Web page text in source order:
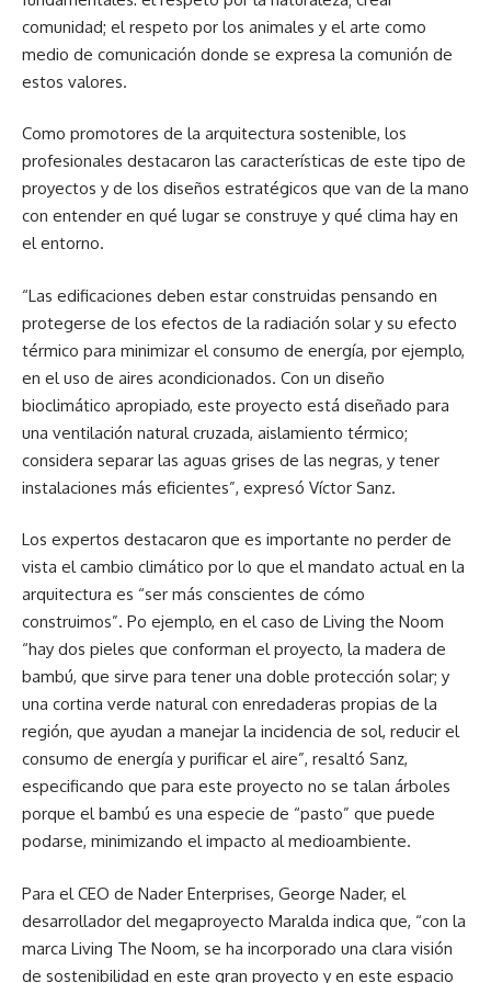
comunidad; el respeto por los animales y el arte como
medio de comunicación donde se expresa la comunión de
estos valores.
Como promotores de la arquitectura sostenible, los
profesionales destacaron las características de este tipo de
proyectos y de los diseños estratégicos que van de la mano
con entender en qué lugar se construye y qué clima hay en
el entorno.
“Las edificaciones deben estar construidas pensando en
protegerse de los efectos de la radiación solar y su efecto
térmico para minimizar el consumo de energía, por ejemplo,
en el uso de aires acondicionados. Con un diseño
bioclimático apropiado, este proyecto está diseñado para
una ventilación natural cruzada, aislamiento térmico;
considera separar las aguas grises de las negras, y tener
instalaciones más eficientes”, expresó Víctor Sanz.
Los expertos destacaron que es importante no perder de
vista el cambio climático por lo que el mandato actual en la
arquitectura es “ser más conscientes de cómo
construimos”. Po ejemplo, en el caso de Living the Noom
“hay dos pieles que conforman el proyecto, la madera de
bambú, que sirve para tener una doble protección solar; y
una cortina verde natural con enredaderas propias de la
región, que ayudan a manejar la incidencia de sol, reducir el
consumo de energía y purificar el aire”, resaltó Sanz,
especificando que para este proyecto no se talan árboles
porque el bambú es una especie de “pasto” que puede
podarse, minimizando el impacto al medioambiente.
Para el CEO de Nader Enterprises, George Nader, el
desarrollador del megaproyecto Maralda indica que, “con la
marca Living The Noom, se ha incorporado una clara visión
de sostenibilidad en este gran proyecto y en este espacio